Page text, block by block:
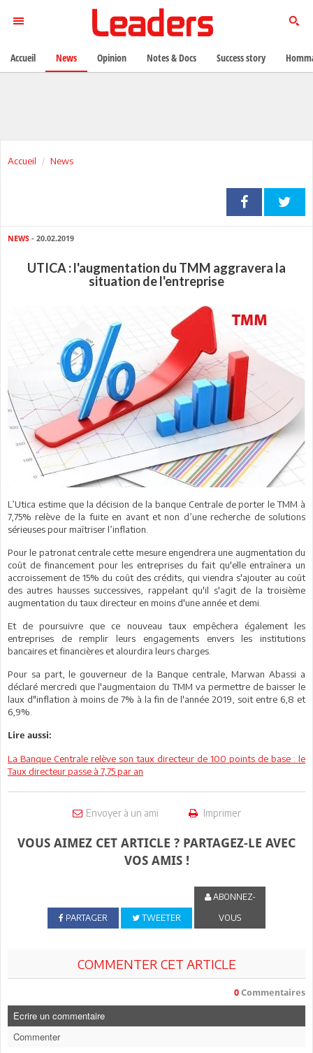
Accueil News
NEWS - 20.02.2019
UTICA : l'augmentation du TMM aggravera la
situation de l'entreprise
L’Utica estime que la décision de la banque Centrale de porter le TMM à
7,75% relève de la fuite en avant et non d’une recherche de solutions
sérieuses pour maîtriserl’inflation.
Pour le patronat centrale cette mesure engendrera une augmentation du
coût de financement pour les entreprises du fait qu'elle entraînera un
accroissement de 15% du coût des crédits, qui viendra s'ajouter au coût
des autres hausses successives, rappelant qu'il s'agit de la troisième
augmentation du taux directeur en moins d'une année et demi.
Et de poursuivre que ce nouveau taux empêchera également les
entreprises de remplir leurs engagements envers les institutions
bancaires et financières et alourdira leurs charges.
Pour sa part, le gouverneur de la Banque centrale, Marwan Abassi a
déclaré mercredi que l'augmentaion du TMM va permettre de baisser le
laux d"inflation à moins de 7% à la fin de l'année 2019, soit entre 6,8 et
6,9%.
Lire aussi:
La Banque Centrale relève son taux directeur de 100 points de base : le
Taux directeur passe à 7,75 par an
Envoyer à un ami Imprimer
VOUS AIMEZ CET ARTICLE ? PARTAGEZ-LE AVEC
VOS AMIS !
PARTAGER TWEETER
ABONNEZ-
VOUS
COMMENTER CET ARTICLE
0 Commentaires
Ecrire un commentaire
Commenter
Accueil News Opinion Notes & Docs Success story